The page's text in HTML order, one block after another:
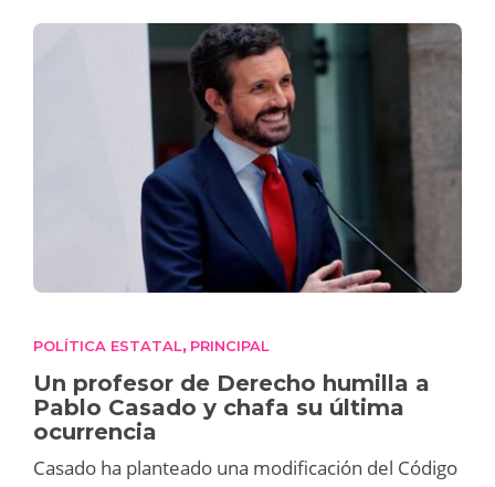
POLÍTICA ESTATAL, PRINCIPAL
Un profesor de Derecho humilla a
Pablo Casado y chafa su última
ocurrencia
Casado ha planteado una modificación del Código